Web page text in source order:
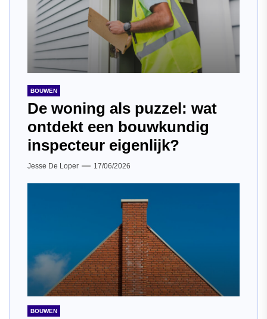
BOUWEN
De woning als puzzel: wat
ontdekt een bouwkundig
inspecteur eigenlijk?
Jesse De Loper 17/06/2026
BOUWEN